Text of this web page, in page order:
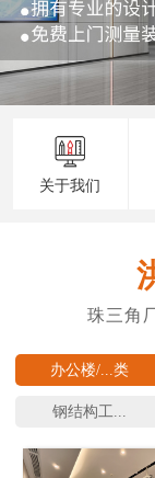
关于我们
办公楼/...
钢结构工...